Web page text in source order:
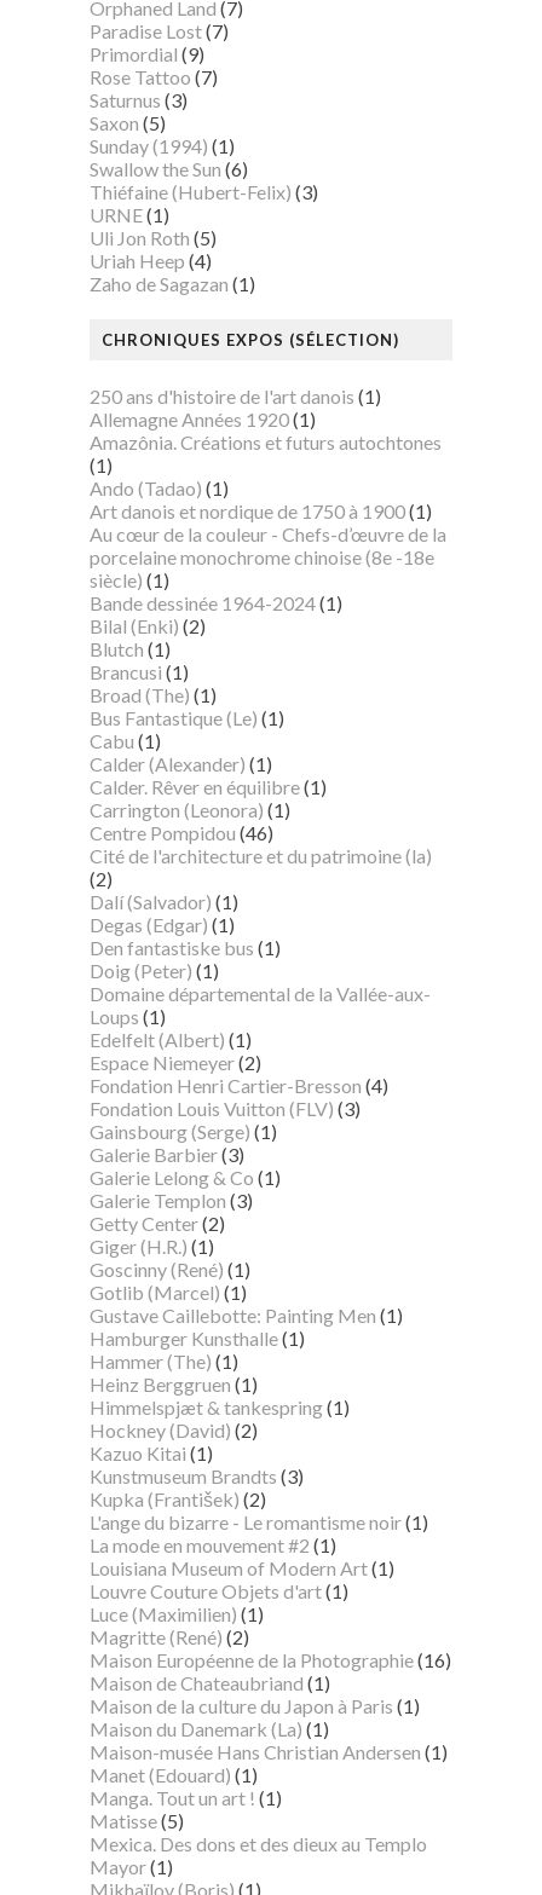
Orphaned Land (7)
Paradise Lost(7)
Primordial (9)
Rose Tattoo (7)
Saturnus (3)
Saxon (5)
Sunday (1994) (1)
Swallow the Sun (6)
Thiéfaine (Hubert-Felix) (3)
URNE(1)
Uli Jon Roth (5)
Uriah Heep (4)
Zaho de Sagazan (1)
CHRONIQUES EXPOS (SÉLECTION)
250 ans d'histoire de l'art danois (1)
Allemagne Années 1920(1)
Amazônia. Créations et futurs autochtones
(1)
Ando (Tadao) (1)
Art danois et nordique de 1750 à 1900(1)
Au cœur de la couleur - Chefs-d’œuvre de la
porcelaine monochrome chinoise (8e -18e
siècle) (1)
Bande dessinée 1964-2024(1)
Bilal (Enki) (2)
Blutch (1)
Brancusi (1)
Broad (The) (1)
Bus Fantastique (Le) (1)
Cabu (1)
Calder (Alexander) (1)
Calder. Rêver en équilibre(1)
Carrington (Leonora) (1)
Centre Pompidou (46)
Cité de l'architecture et du patrimoine (la)
(2)
Dalí (Salvador) (1)
Degas (Edgar) (1)
Den fantastiske bus (1)
Doig (Peter) (1)
Domaine départemental de la Vallée-aux-
Loups (1)
Edelfelt (Albert) (1)
Espace Niemeyer(2)
Fondation Henri Cartier-Bresson (4)
Fondation Louis Vuitton (FLV) (3)
Gainsbourg (Serge) (1)
Galerie Barbier(3)
Galerie Lelong & Co (1)
Galerie Templon (3)
Getty Center(2)
Giger (H.R.) (1)
Goscinny (René) (1)
Gotlib (Marcel) (1)
Gustave Caillebotte: Painting Men (1)
Hamburger Kunsthalle(1)
Hammer (The) (1)
Heinz Berggruen (1)
Himmelspjæt & tankespring(1)
Hockney (David) (2)
Kazuo Kitai (1)
Kunstmuseum Brandts (3)
Kupka (František) (2)
L'ange du bizarre - Le romantisme noir(1)
La mode en mouvement #2 (1)
Louisiana Museum of Modern Art(1)
Louvre Couture Objets d'art(1)
Luce (Maximilien) (1)
Magritte (René) (2)
Maison Européenne de la Photographie(16)
Maison de Chateaubriand (1)
Maison de la culture du Japon à Paris (1)
Maison du Danemark (La) (1)
Maison-musée Hans Christian Andersen (1)
Manet (Edouard) (1)
Manga. Tout un art ! (1)
Matisse(5)
Mexica. Des dons et des dieux au Templo
Mayor(1)
Mikhaïlov (Boris) (1)